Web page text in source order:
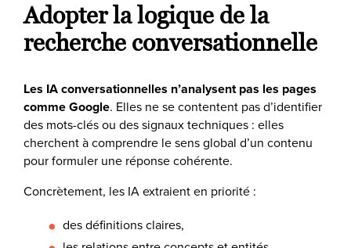
Adopter la logique de la
recherche conversationnelle
Les IA conversationnelles n’analysent pas les pages
comme Google. Elles ne se contentent pas d’identifier
des mots-clés ou des signaux techniques : elles
cherchent à comprendre le sens global d’un contenu
pour formuler une réponse cohérente.
Concrètement, les IA extraient en priorité :
des définitions claires,